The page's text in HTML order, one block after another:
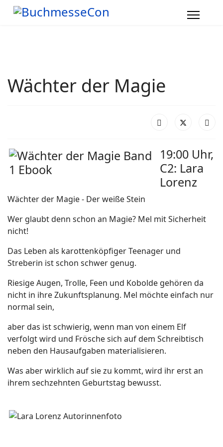
Wächter der Magie
19:00 Uhr,
C2: Lara
Lorenz
Wächter der Magie - Der weiße Stein
Wer glaubt denn schon an Magie? Mel mit Sicherheit
nicht!
Das Leben als karottenköpfiger Teenager und
Streberin ist schon schwer genug.
Riesige Augen, Trolle, Feen und Kobolde gehören da
nicht in ihre Zukunftsplanung. Mel möchte einfach nur
normal sein,
aber das ist schwierig, wenn man von einem Elf
verfolgt wird und Frösche sich auf dem Schreibtisch
neben den Hausaufgaben materialisieren.
Was aber wirklich auf sie zu kommt, wird ihr erst an
ihrem sechzehnten Geburtstag bewusst.